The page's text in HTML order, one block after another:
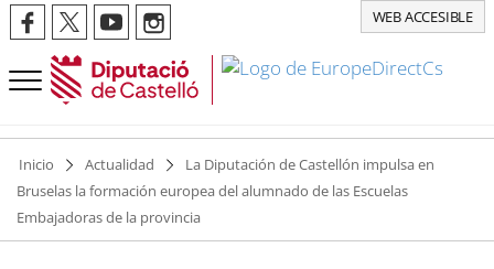
WEB ACCESIBLE
Inicio Actualidad
La Diputación de Castellón impulsa en
Bruselas la formación europea del alumnado de las Escuelas
Embajadoras de la provincia